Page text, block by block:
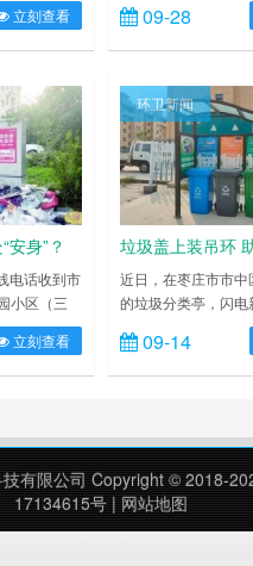
动，通过
”、上门服
建省级文明
垃圾往哪
户”，许多市
境卫生管理
所采用……
立刻查看
活中，应该如何有
罩？疾控专家对此
废物垃圾袋中，口罩
会由专业处理机构进
对于普通人，因风险
过的口罩可以直接
于疑似患有传染病
或接受调查……
09-28
安身”？
电话收到市
小区（三
小区垃圾堆
还有散乱丢
到路面上，
着很多生活
还有部分垃
路已经被垃
面出现不少
立刻查看
环卫新闻
垃圾盖上装吊环
明
近日，在枣庄市市
的垃圾分类亭，闪电
四个分类垃圾桶整
水的垃圾亭中，每
装了崭新的垃圾分
赞扬。 “群众在日常
常会面临‘掀盖脏’和‘
导致很多村民对分类
之’，有些村民甚至直
09-14
有限公司 Copyright © 2018-
17134615号 | 网站地图